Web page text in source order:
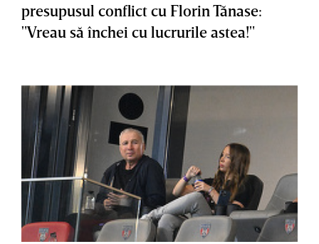
presupusul conflict cu Florin Tănase:
"Vreau să închei cu lucrurile astea!"